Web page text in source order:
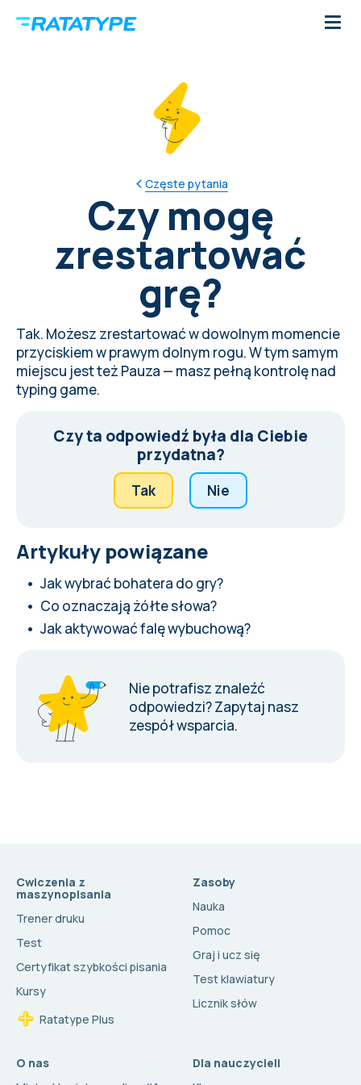
Częste pytania
Czy mogę
zrestartować
grę?
Tak. Możesz zrestartować w dowolnym momencie
przyciskiem w prawym dolnym rogu. W tym samym
miejscu jest też Pauza — masz pełną kontrolę nad
typing game.
Czy ta odpowiedź była dla Ciebie
przydatna?
Tak Nie
Artykuły powiązane
Jak wybrać bohatera do gry?
Co oznaczają żółte słowa?
Jak aktywować falę wybuchową?
Nie potrafisz znaleźć
odpowiedzi?Zapytaj nasz
zespół wsparcia.
Cwiczenia z
maszynopisania
Trener druku
Test
Certyfikat szybkości pisania
Kursy
Ratatype Plus
Zasoby
Nauka
Pomoc
Graj i ucz się
Test klawiatury
Licznik słów
O nas
Dla nauczycieli